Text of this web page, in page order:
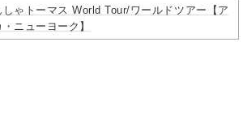
しゃトーマス World Tour/ワールドツアー【ア
・ニューヨーク】